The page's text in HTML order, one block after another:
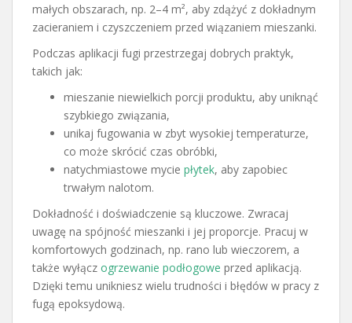
małych obszarach, np. 2–4 m², aby zdążyć z dokładnym
zacieraniem i czyszczeniem przed wiązaniem mieszanki.
Podczas aplikacji fugi przestrzegaj dobrych praktyk,
takich jak:
mieszanie niewielkich porcji produktu, aby uniknąć
szybkiego związania,
unikaj fugowania w zbyt wysokiej temperaturze,
co może skrócić czas obróbki,
natychmiastowe mycie płytek, aby zapobiec
trwałym nalotom.
Dokładność i doświadczenie są kluczowe. Zwracaj
uwagę na spójność mieszanki i jej proporcje. Pracuj w
komfortowych godzinach, np. rano lub wieczorem, a
także wyłącz ogrzewanie podłogowe przed aplikacją.
Dzięki temu unikniesz wielu trudności i błędów w pracy z
fugą epoksydową.